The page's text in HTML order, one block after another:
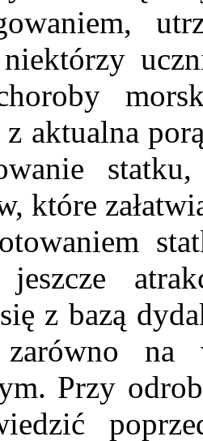
niektórzy
aktualna
które
jeszcze
z bazą
na
Przy